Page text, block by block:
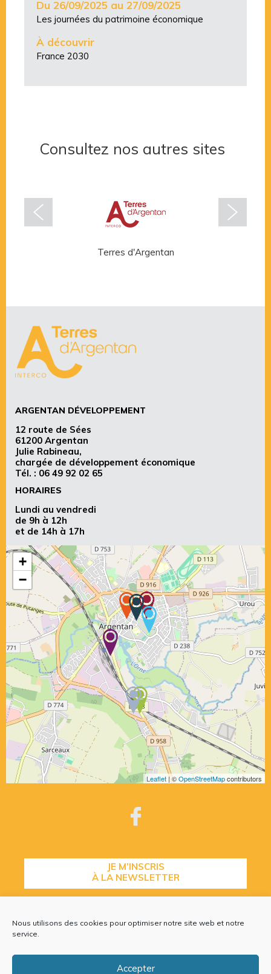
Nous utilisons des cookies pour optimiser notre site web et notre
service.
Accepter
Du 26/09/2025 au 27/09/2025
Les journées du patrimoine économique
À découvrir
France 2030
Consultez nos autres sites
Terres d'Argentan
ARGENTAN DÉVELOPPEMENT
12 route de Sées
61200 Argentan
Julie Rabineau,
chargée de développement économique
Tél. : 06 49 92 02 65
HORAIRES
Lundi au vendredi
de 9h à 12h
et de 14h à 17h
+
−
Leaflet | ©OpenStreetMapcontributors
JE M’INSCRIS
À LA NEWSLETTER